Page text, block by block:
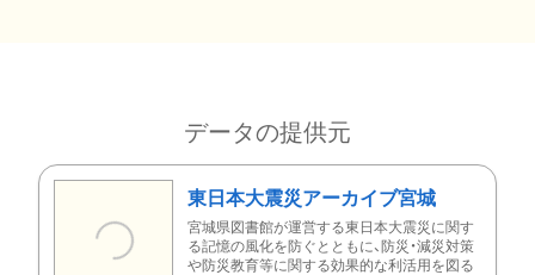
データの提供元
東日本大震災アーカイブ宮城
宮城県図書館が運営する東日本大震災に関す
る記憶の風化を防ぐとともに、防災・減災対策
や防災教育等に関する効果的な利活用を図る